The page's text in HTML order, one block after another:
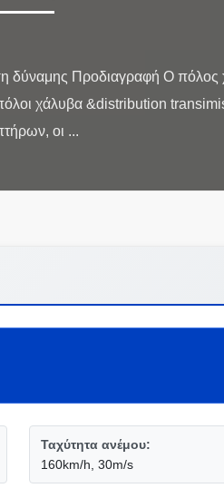
δύναμης Προδιαγραφή Ο πόλος
χάλυβα &distribution
Ταχύτητα ανέμου:
160km/h, 30m/s